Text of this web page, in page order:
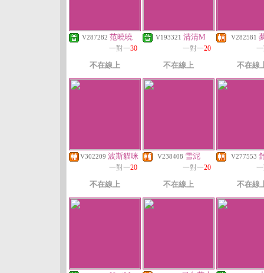
V287282 范曉曉
一對一30
不在線上
V193321 清清M
一對一20
不在線上
V282581
不在線
V302209 波斯貓咪
一對一20
不在線上
V238408 雪泥
一對一20
不在線上
V277553
不在線